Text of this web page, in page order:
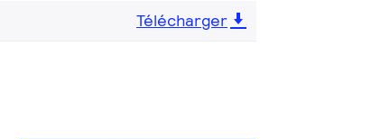
Télécharger